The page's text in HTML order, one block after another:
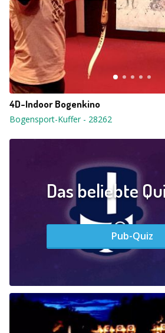
4D-Indoor Bogenkino
Bogensport-Kuffer- 28262
Das beliebte
Pub-Quiz